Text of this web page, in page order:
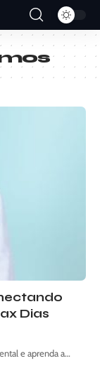
Dias
e aprenda a…